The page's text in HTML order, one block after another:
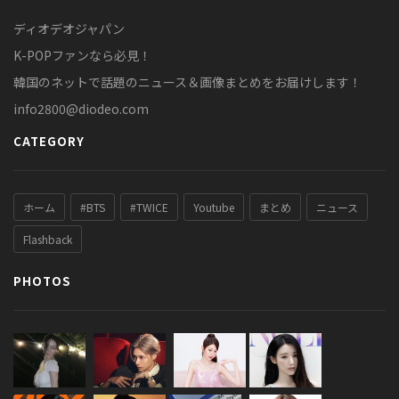
ディオデオジャパン
K-POPファンなら必見！
韓国のネットで話題のニュース＆画像まとめをお届けします！
info2800@diodeo.com
CATEGORY
ホーム #BTS #TWICE Youtube まとめ ニュース
Flashback
PHOTOS